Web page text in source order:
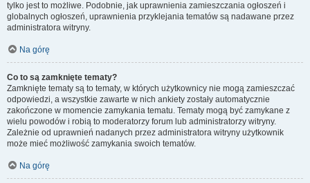
tylko jest to możliwe. Podobnie, jak uprawnienia zamieszczania ogłoszeń i
globalnych ogłoszeń, uprawnienia przyklejania tematów są nadawane przez
administratora witryny.
Na górę
Co to są zamknięte tematy?
Zamknięte tematy są to tematy, w których użytkownicy nie mogą zamieszczać
odpowiedzi, a wszystkie zawarte w nich ankiety zostały automatycznie
zakończone w momencie zamykania tematu. Tematy mogą być zamykane z
wielu powodów i robią to moderatorzy forum lub administratorzy witryny.
Zależnie od uprawnień nadanych przez administratora witryny użytkownik
może mieć możliwość zamykania swoich tematów.
Na górę